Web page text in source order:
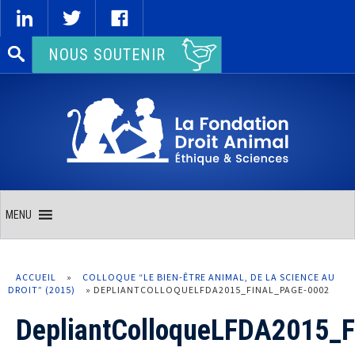
Rechercher :NOUS SOUTENIR
MENU
ACCUEIL »
COLLOQUE “LE BIEN-ÊTRE ANIMAL, DE LA SCIENCE AU
DROIT” (2015)
» DEPLIANTCOLLOQUELFDA2015_FINAL_PAGE-0002